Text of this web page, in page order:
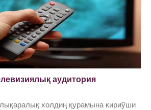
аудитория
холдиң қурамына кириўши